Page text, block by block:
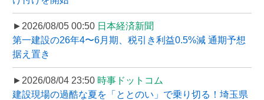
►2026/08/05 00:50 日本経済新聞
第一建設の26年4〜6月期、税引き利益0.5%減 通期予想
据え置き
►2026/08/04 23:50 時事ドットコム
建設現場の過酷な夏を「ととのい」で乗り切る！埼玉県